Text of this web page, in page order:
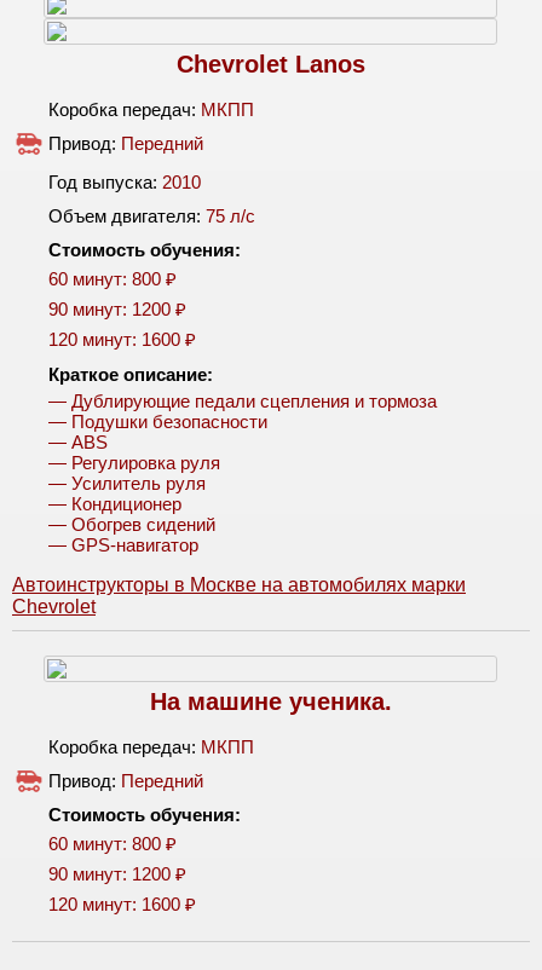
Chevrolet Lanos
Коробка передач: МКПП
Привод: Передний
Год выпуска: 2010
Объем двигателя: 75 л/c
Стоимость обучения:
60 минут: 800 ₽
90 минут: 1200 ₽
120 минут: 1600 ₽
Краткое описание:
— Дублирующие педали сцепления и тормоза
— Подушки безопасности
— ABS
— Регулировка руля
— Усилитель руля
— Кондиционер
— Обогрев сидений
— GPS-навигатор
Автоинструкторы в Москве на автомобилях марки
Chevrolet
На машине ученика.
Коробка передач: МКПП
Привод: Передний
Стоимость обучения:
60 минут: 800 ₽
90 минут: 1200 ₽
120 минут: 1600 ₽